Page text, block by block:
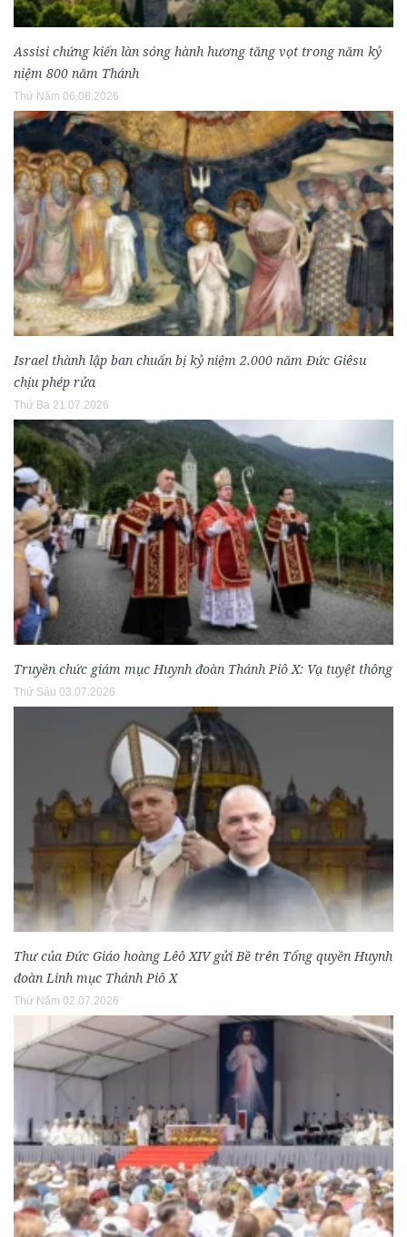
Assisi chứng kiến làn sóng hành hương tăng vọt trong năm kỷ
niệm 800 năm Thánh
Thứ Năm 06.08.2026
Israel thành lập ban chuẩn bị kỷ niệm 2.000 năm Đức Giêsu
chịu phép rửa
Thứ Ba 21.07.2026
Truyền chức giám mục Huynh đoàn Thánh Piô X: Vạ tuyệt thông
Thứ Sáu 03.07.2026
Thư của Đức Giáo hoàng Lêô XIV gửi Bề trên Tổng quyền Huynh
đoàn Linh mục Thánh Piô X
Thứ Năm 02.07.2026